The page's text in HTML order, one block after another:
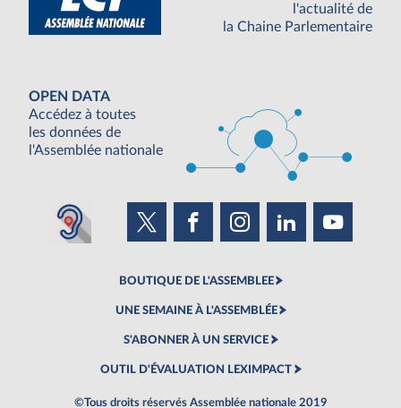
l'actualité de
la Chaine Parlementaire
OPEN DATA
Accédez à toutes
les données de
l'Assemblée nationale
BOUTIQUE DE L'ASSEMBLEE
UNE SEMAINE À L'ASSEMBLÉE
S'ABONNER À UN SERVICE
OUTIL D'ÉVALUATION LEXIMPACT
©Tous droits réservés Assemblée nationale 2019